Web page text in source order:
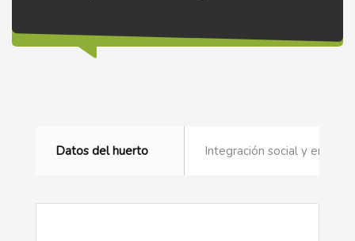
Datos del huerto Integración social y